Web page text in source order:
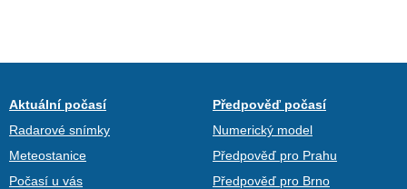
Aktuální počasí
Radarové snímky
Meteostanice
Počasí u vás
Předpověď počasí
Numerický model
Předpověď pro Prahu
Předpověď pro Brno